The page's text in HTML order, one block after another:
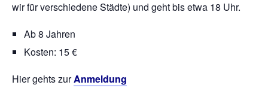
wir für verschiedene Städte) und geht bis etwa 18 Uhr.
Ab 8 Jahren
Kosten: 15 €
Hier gehts zurAnmeldung